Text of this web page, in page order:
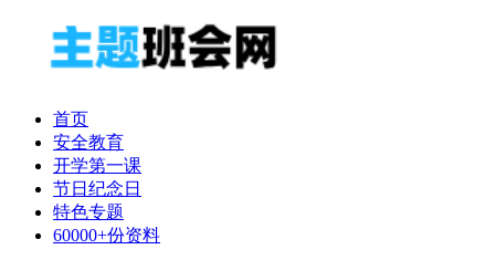
首页
安全教育
开学第一课
节日纪念日
特色专题
60000+份资料